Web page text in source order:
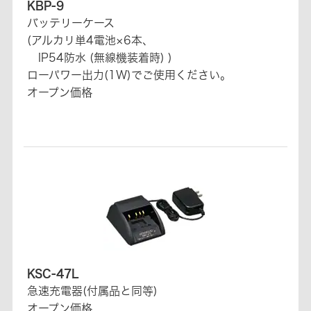
KBP-9
バッテリーケース
(アルカリ単4電池×6本、
IP54防水 (無線機装着時) )
ローパワー出力(1W)でご使用ください。
オープン価格
KSC-47L
急速充電器(付属品と同等)
オープン価格